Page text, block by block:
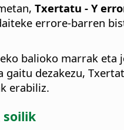
Txertatu - Y
errore-barren
balioko marrak eta
gaitu dezakezu,
erabiliz.
soilik